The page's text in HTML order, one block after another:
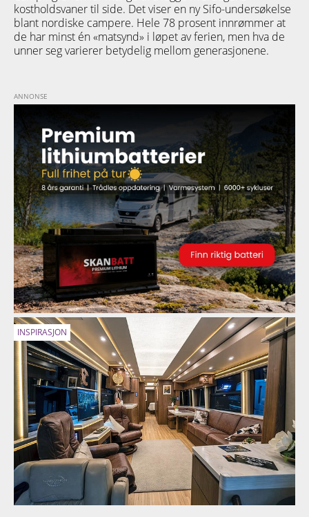
kostholdsvaner til side. Det viser en ny Sifo-undersøkelse
blant nordiske campere. Hele 78 prosent innrømmer at
de har minst én «matsynd» i løpet av ferien, men hva de
unner seg varierer betydelig mellom generasjonene.
INSPIRASJON